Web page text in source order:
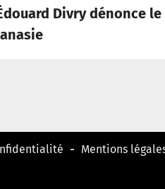
Divry dénonce
Mentions